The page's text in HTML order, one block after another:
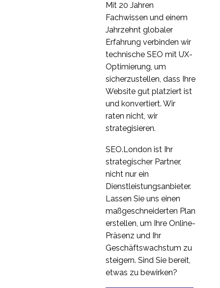
effektiver einsetzt
0
Häufige UX-Fehler bei
0
Mit 20 Jahren
Fachwissen und einem
Jahrzehnt globaler
Erfahrung verbinden wir
technische SEO mit UX-
Optimierung, um
sicherzustellen, dass Ihre
Website gut platziert ist
und konvertiert. Wir
raten nicht, wir
strategisieren.
SEO.London ist Ihr
strategischer Partner,
nicht nur ein
Dienstleistungsanbieter.
Lassen Sie uns einen
maßgeschneiderten Plan
erstellen, um Ihre Online-
Präsenz und Ihr
Geschäftswachstum zu
steigern. Sind Sie bereit,
etwas zu bewirken?